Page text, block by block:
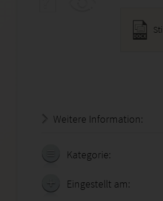
Weitere Information:
Kategorie:
Eingestellt am: